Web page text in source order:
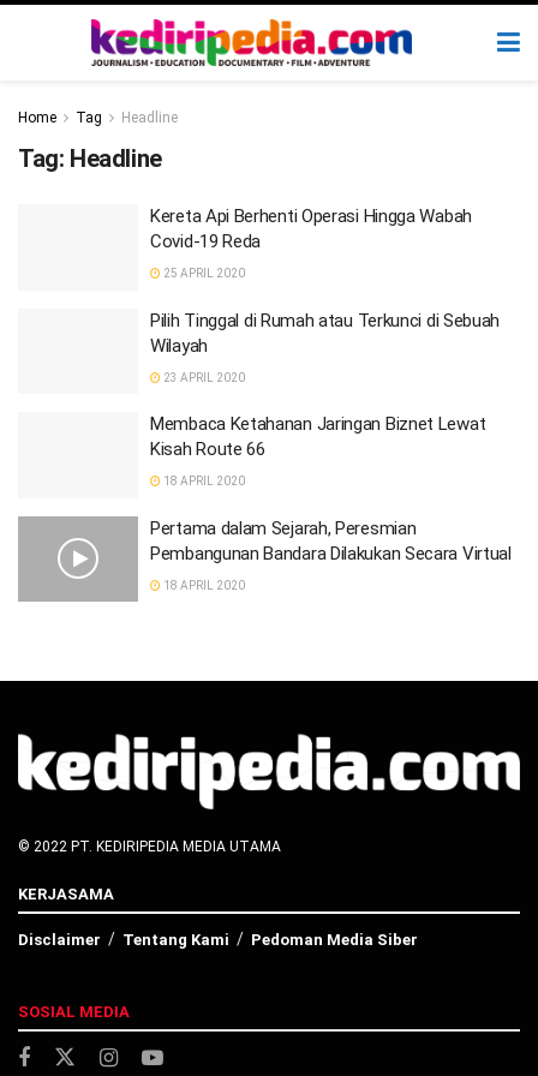
Home Tag Headline
Tag: Headline
Kereta Api Berhenti Operasi Hingga Wabah
Covid-19 Reda
25 APRIL 2020
Pilih Tinggal di Rumah atau Terkunci di Sebuah
Wilayah
23 APRIL 2020
Membaca Ketahanan Jaringan Biznet Lewat
Kisah Route 66
18 APRIL 2020
Pertama dalam Sejarah, Peresmian
Pembangunan Bandara Dilakukan Secara Virtual
18 APRIL 2020
© 2022 PT. KEDIRIPEDIA MEDIA UTAMA
KERJASAMA
Disclaimer Tentang Kami Pedoman Media Siber
SOSIAL MEDIA